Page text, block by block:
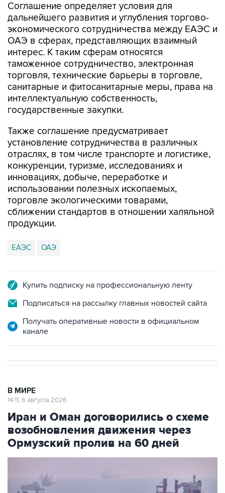
Соглашение определяет условия для
дальнейшего развития и углубления торгово-
экономического сотрудничества между ЕАЭС и
ОАЭ в сферах, представляющих взаимный
интерес. К таким сферам относятся
таможенное сотрудничество, электронная
торговля, технические барьеры в торговле,
санитарные и фитосанитарные меры, права на
интеллектуальную собственность,
государственные закупки.
Также соглашение предусматривает
установление сотрудничества в различных
отраслях, в том числе транспорте и логистике,
конкуренции, туризме, исследованиях и
инновациях, добыче, переработке и
использовании полезных ископаемых,
торговле экологическими товарами,
сближении стандартов в отношении халяльной
продукции.
ЕАЭС ОАЭ
Купить подписку на профессиональную ленту
Подписаться на рассылку главных новостей сайта
Получать оперативные новости в официальном
канале
В МИРЕ
14:11, 6 августа 2026
Иран и Оман договорились о схеме
возобновления движения через
Ормузский пролив на 60 дней